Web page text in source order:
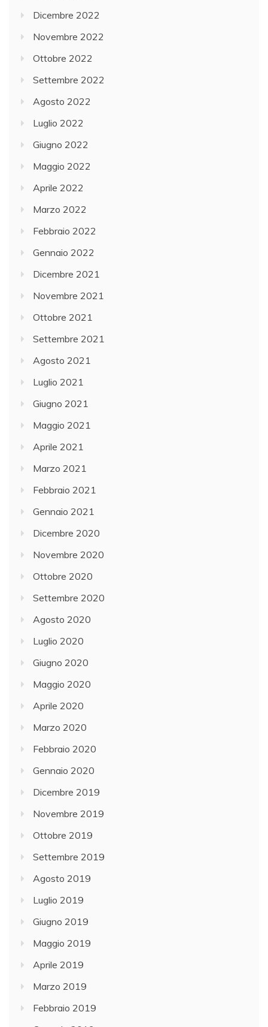
Dicembre 2022
Novembre 2022
Ottobre 2022
Settembre 2022
Agosto 2022
Luglio 2022
Giugno 2022
Maggio 2022
Aprile 2022
Marzo 2022
Febbraio 2022
Gennaio 2022
Dicembre 2021
Novembre 2021
Ottobre 2021
Settembre 2021
Agosto 2021
Luglio 2021
Giugno 2021
Maggio 2021
Aprile 2021
Marzo 2021
Febbraio 2021
Gennaio 2021
Dicembre 2020
Novembre 2020
Ottobre 2020
Settembre 2020
Agosto 2020
Luglio 2020
Giugno 2020
Maggio 2020
Aprile 2020
Marzo 2020
Febbraio 2020
Gennaio 2020
Dicembre 2019
Novembre 2019
Ottobre 2019
Settembre 2019
Agosto 2019
Luglio 2019
Giugno 2019
Maggio 2019
Aprile 2019
Marzo 2019
Febbraio 2019